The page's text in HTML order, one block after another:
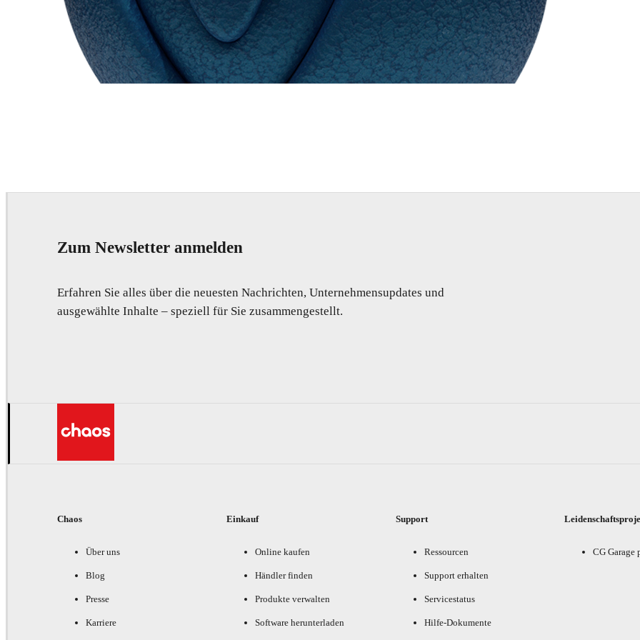
Zum Newsletter anmelden
Erfahren Sie alles über die neuesten Nachrichten, Unternehmensupdates und
ausgewählte Inhalte – speziell für Sie zusammengestellt.
Chaos
Über uns
Blog
Presse
Karriere
Einkauf
Online kaufen
Händler finden
Produkte verwalten
Software herunterladen
Support
Ressourcen
Support erhalten
Servicestatus
Hilfe-Dokumente
CG Garage